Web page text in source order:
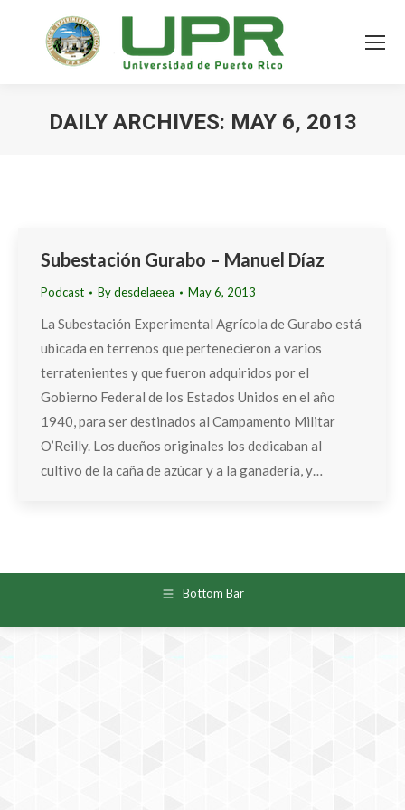
DAILY ARCHIVES: MAY 6, 2013
Subestación Gurabo – Manuel Díaz
Podcast Bydesdelaeea May 6, 2013
La Subestación Experimental Agrícola de Gurabo está
ubicada en terrenos que pertenecieron a varios
terratenientes y que fueron adquiridos por el
Gobierno Federal de los Estados Unidos en el año
1940, para ser destinados al Campamento Militar
O’Reilly. Los dueños originales los dedicaban al
cultivo de la caña de azúcar y a la ganadería, y…
Bottom Bar